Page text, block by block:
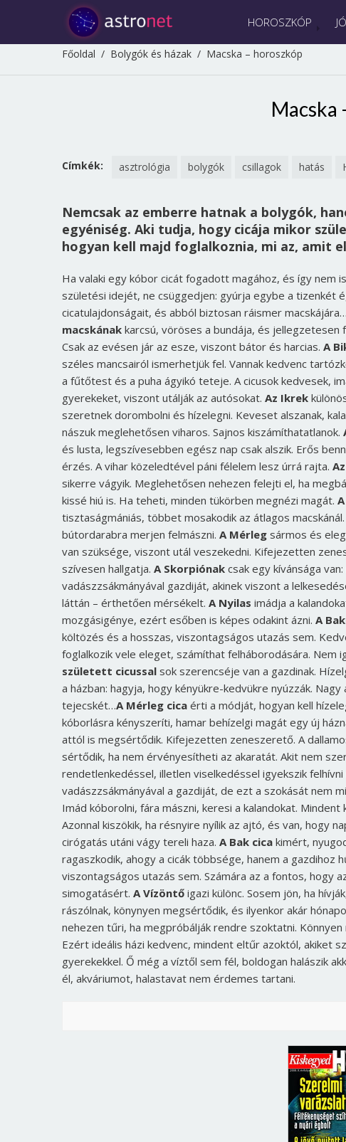
HOROSZKÓP
Főoldal / Bolygók és házak / Macska – horoszkóp
Macska
Címkék: asztrológia bolygók csillagok hatás
Nemcsak az emberre hatnak a bolygók,
egyéniség. Aki tudja, hogy cicája mikor
hogyan kell majd foglalkoznia, mi az, amit
Ha valaki egy kóbor cicát fogadott magához, és így nem
születési idejét, ne csüggedjen: gyúrja egybe a tizenkét
cicatulajdonságait, és abból biztosan ráismer macskájára…
macskának karcsú, vöröses a bundája, és jellegzetesen
Csak az evésen jár az esze, viszont bátor és harcias. A
széles mancsairól ismerhetjük fel. Vannak kedvenc
a fűtőtest és a puha ágyikó teteje. A cicusok kedvesek,
gyerekeket, viszont utálják az autósokat. Az Ikrek
szeretnek dorombolni és hízelegni. Keveset alszanak,
nászuk meglehetősen viharos. Sajnos kiszámíthatatlanok.
és lusta, legszívesebben egész nap csak alszik. Erős
érzés. A vihar közeledtével páni félelem lesz úrrá rajta.
sikerre vágyik. Meglehetősen nehezen felejti el, ha
kissé hiú is. Ha teheti, minden tükörben megnézi magát.
tisztaságmániás, többet mosakodik az átlagos
bútordarabra merjen felmászni. A Mérleg sármos és
van szüksége, viszont utál veszekedni. Kifejezetten
szívesen hallgatja. A Skorpiónak csak egy kívánsága
vadászzsákmányával gazdiját, akinek viszont a
láttán – érthetően mérsékelt. A Nyilas imádja a
mozgásigénye, ezért esőben is képes odakint ázni. A
költözés és a hosszas, viszontagságos utazás sem.
foglalkozik vele eleget, számíthat felháborodására. Nem
született cicussal sok szerencséje van a gazdinak.
a házban: hagyja, hogy kényükre-kedvükre nyúzzák.
tejecskét…A Mérleg cica érti a módját, hogyan kell
kóborlásra kényszeríti, hamar behízelgi magát egy új
attól is megsértődik. Kifejezetten zeneszerető. A
sértődik, ha nem érvényesítheti az akaratát. Akit nem
rendetlenkedéssel, illetlen viselkedéssel igyekszik
vadászzsákmányával a gazdiját, de ezt a szokását nem
Imád kóborolni, fára mászni, keresi a kalandokat.
Azonnal kiszökik, ha résnyire nyílik az ajtó, és van, hogy
cirógatás utáni vágy tereli haza. A Bak cica kimért,
ragaszkodik, ahogy a cicák többsége, hanem a
viszontagságos utazás sem. Számára az a fontos, hogy
simogatásért. A Vízöntő igazi különc. Sosem jön, ha
rászólnak, könynyen megsértődik, és ilyenkor akár
nehezen tűri, ha megpróbálják rendre szoktatni.
Ezért ideális házi kedvenc, mindent eltűr azoktól, akiket
gyerekekkel. Ő még a víztől sem fél, boldogan halászik
él, akváriumot, halastavat nem érdemes tartani.